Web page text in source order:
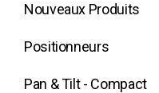
Nouveaux Produits
Positionneurs
Pan & Tilt - Compact